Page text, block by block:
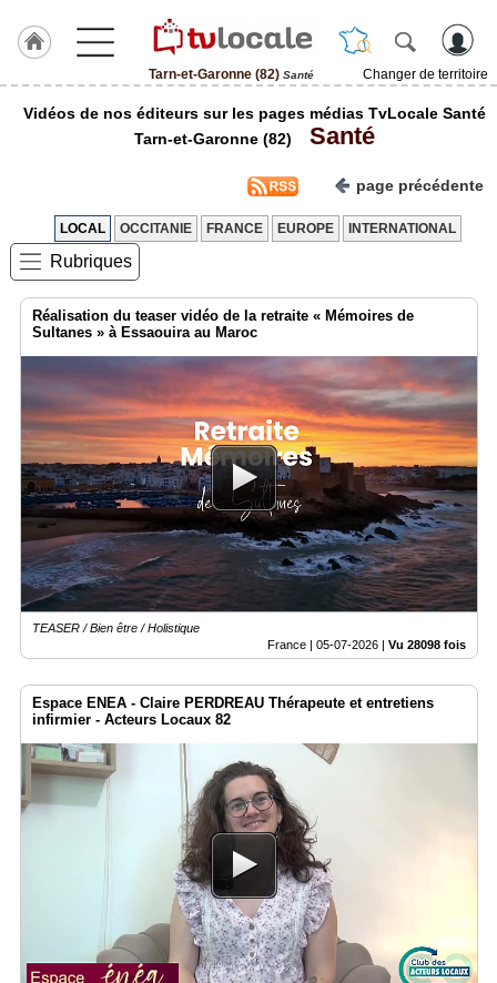
Tarn-et-Garonne (82) Santé
Changer de territoire
J'adhère
Garonne
(82)
TvLocale
France
Accueil
RUBRIQUES
Agenda
Gazette
Vidéos
Médias
du
Blogs
Inscription
Accès
éditeur
Vidéos de nos éditeurs sur les pages médias TvLocale Santé
Tarn-et-Garonne (82)
Santé
page précédente
LOCAL OCCITANIE FRANCE EUROPE INTERNATIONAL
Rubriques
Réalisation du teaser vidéo de la retraite « Mémoires de
Sultanes » à Essaouira au Maroc
TEASER / Bien être / Holistique
France | 05-07-2026 Vu 28098 fois
Espace ENEA - Claire PERDREAU Thérapeute et entretiens
infirmier - Acteurs Locaux 82